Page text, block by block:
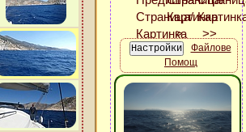
Файлове
Помощ